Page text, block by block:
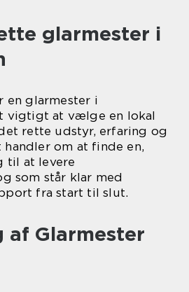
glarmester i
en glarmester i
vigtigt at vælge en lokal
rette udstyr, erfaring og
handler om at finde en,
til at levere
som står klar med
fra start til slut.
af Glarmester